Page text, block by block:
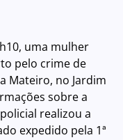
uma mulher
pelo crime de
Mateiro, no Jardim
sobre a
realizou a
expedido pela 1ª